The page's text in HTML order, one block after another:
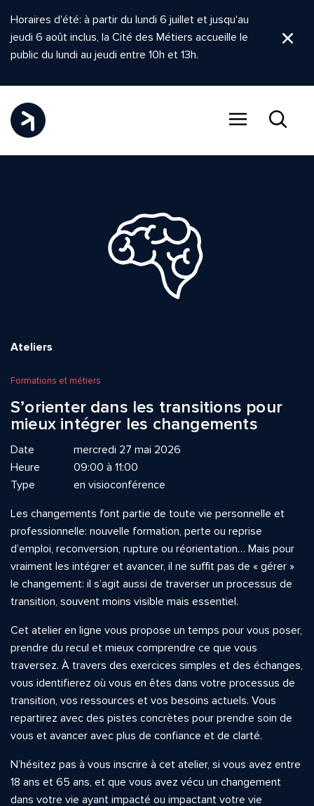
Horaires d'été: à partir du lundi 6 juillet et jusqu'au
jeudi 6 août inclus, la Cité des Métiers accueille le
public du lundi au jeudi entre 10h et 13h.
Ateliers
Formations et métiers
S’orienter dans les transitions pour
mieux intégrer les changements
Date
mercredi 27 mai 2026
Heure
09:00 à 11:00
Type
en visioconférence
Les changements font partie de toute vie personnelle et
professionnelle: nouvelle formation, perte ou reprise
d’emploi, reconversion, rupture ou réorientation… Mais pour
vraiment les intégrer et avancer, il ne suffit pas de « gérer »
le changement: il s’agit aussi de traverser un processus de
transition, souvent moins visible mais essentiel.
Cet atelier en ligne vous propose un temps pour vous poser,
prendre du recul et mieux comprendre ce que vous
traversez. À travers des exercices simples et des échanges,
vous identifierez où vous en êtes dans votre processus de
transition, vos ressources et vos besoins actuels. Vous
repartirez avec des pistes concrètes pour prendre soin de
vous et avancer avec plus de confiance et de clarté.
N’hésitez pas à vous inscrire à cet atelier, si vous avez entre
18 ans et 65 ans, et que vous avez vécu un changement
dans votre vie ayant impacté ou impactant votre vie